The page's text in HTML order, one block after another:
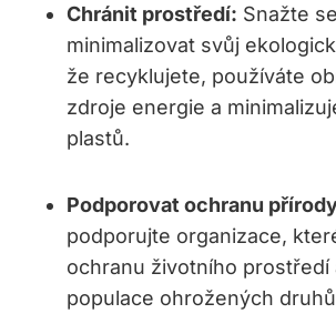
Chránit prostředí: Snažte se
minimalizovat svůj
že recyklujete, používáte
zdroje energie a
plastů.
Podporovat ochranu
podporujte organizace,
ochranu životního prostředí
populace ohrožených